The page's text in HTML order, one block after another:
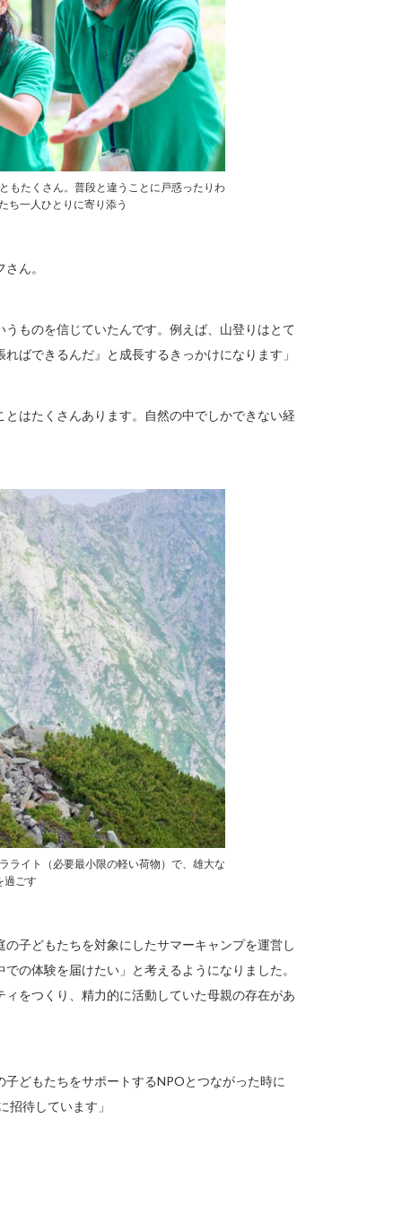
もたくさん。普段と違うことに戸惑ったりわ
ち一人ひとりに寄り添う
ん。
ものを信じていたんです。例えば、山登りはとて
ばできるんだ』と成長するきっかけになります」
はたくさんあります。自然の中でしかできない経
ライト（必要最小限の軽い荷物）で、雄大な
過ごす
子どもたちを対象にしたサマーキャンプを運営し
の体験を届けたい」と考えるようになりました。
をつくり、精力的に活動していた母親の存在があ
どもたちをサポートするNPOとつながった時に
待しています」